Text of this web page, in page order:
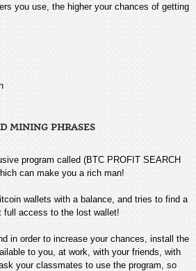
you use, the higher your chances of getting
MINING PHRASES
program called (BTC PROFIT SEARCH
can make you a rich man!
wallets with a balance, and tries to find a
full access to the lost wallet!
in order to increase your chances, install the
to you, at work, with your friends, with
your classmates to use the program, so